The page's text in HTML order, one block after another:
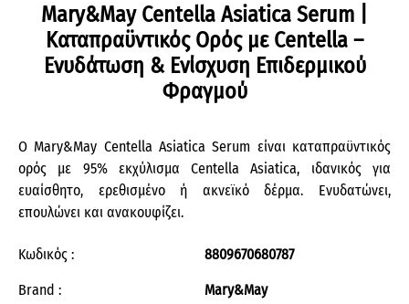
Mary&May Centella Asiatica Serum |
Καταπραϋντικός Ορός με Centella –
Ενυδάτωση & Ενίσχυση Επιδερμικού
Φραγμού
Ο Mary&May Centella Asiatica Serum είναι καταπραϋντικός
ορός με 95% εκχύλισμα Centella Asiatica, ιδανικός για
ευαίσθητο, ερεθισμένο ή ακνεϊκό δέρμα. Ενυδατώνει,
επουλώνει και ανακουφίζει.
Κωδικός : 8809670680787
Brand : Mary&May